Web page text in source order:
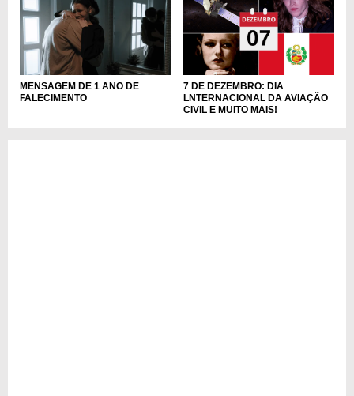
MENSAGEM DE 1 ANO DE
FALECIMENTO
7 DE DEZEMBRO: DIA
LNTERNACIONAL DA AVIAÇÃO
CIVIL E MUITO MAIS!